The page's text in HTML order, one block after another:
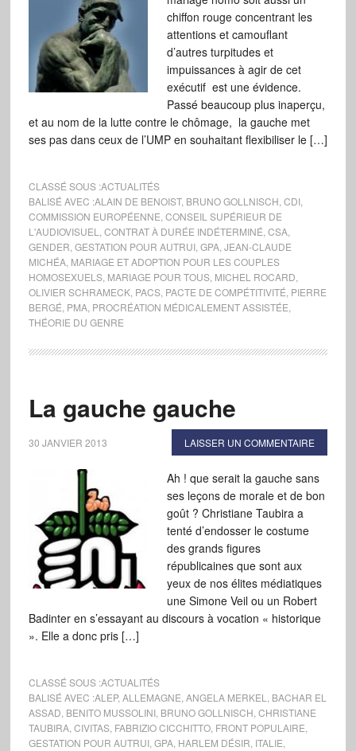
chiffon rouge concentrant les
attentions et camouflant
d’autres turpitudes et
impuissances à agir de cet
exécutif est une évidence.
Passé beaucoup plus inaperçu,
et au nom de la lutte contre le chômage, la gauche met
ses pas dans ceux de l’UMP en souhaitant flexibiliser le […]
CLASSÉ SOUS :ACTUALITÉS
BALISÉ AVEC :ALAIN DE BENOIST, BRUNO GOLLNISCH CDI,
COMMISSION EUROPÉENNE CONSEIL SUPÉRIEUR DE
L'AUDIOVISUEL
CONTRAT À DURÉE INDÉTERMINÉ CSA,
GENDER GESTATION POUR AUTRUI, GPA, JEAN-CLAUDE
MICHÉA, MARIAGE ET ADOPTION POUR LES COUPLES
HOMOSEXUELS, MARIAGE POUR TOUS, MICHEL ROCARD
OLIVIER SCHRAMECK, PACS, PACTE DE COMPÉTITIVITÉ PIERRE
BERGÉ PMA, PROCRÉATION MÉDICALEMENT ASSISTÉE
THÉORIE DU GENRE
La gauche gauche
30 JANVIER 2013 LAISSER UN COMMENTAIRE
Ah ! que serait la gauche sans
ses leçons de morale et de bon
goût ? Christiane Taubira a
tenté d’endosser le costume
des grands figures
républicaines que sont aux
yeux de nos élites médiatiques
une Simone Veil ou un Robert
Badinter en s’essayant au discours à vocation « historique
». Elle a donc pris […]
CLASSÉ SOUS :ACTUALITÉS
BALISÉ AVEC :ALEP, ALLEMAGNE ANGELA MERKEL
BACHAR EL
ASSAD BENITO MUSSOLINI, BRUNO GOLLNISCH CHRISTIANE
TAUBIRA, CIVITAS, FABRIZIO CICCHITTO, FRONT POPULAIRE
GESTATION POUR AUTRUI, GPA, HARLEM DÉSIR ITALIE